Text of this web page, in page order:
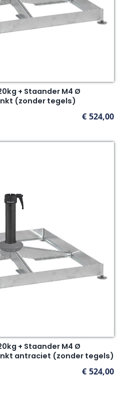
+ Staander M4 Ø
(zonder tegels)
€ 524,00
+ Staander M4 Ø
antraciet (zonder tegels)
€ 524,00